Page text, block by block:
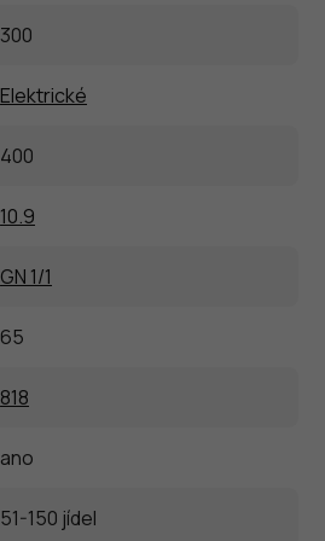
300
Elektrické
400
10.9
GN 1/1
65
818
ano
51-150 jídel